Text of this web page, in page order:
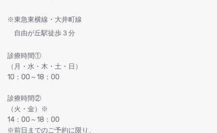
※東急東横線・大井町線
自由が丘駅徒歩３分
診療時間①
（月・水・木・土・日）
10：00～18：00
診療時間②
（火・金）※
14：00～18：00
※前日までのご予約に限り、